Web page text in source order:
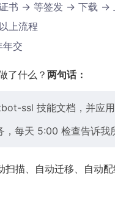
书 → 等签发 → 下载 →
上流程
年交
了什么？两句话：
ssl 技能文档，并应
，每天 5:00 检查告诉我
扫描、自动迁移、自动配